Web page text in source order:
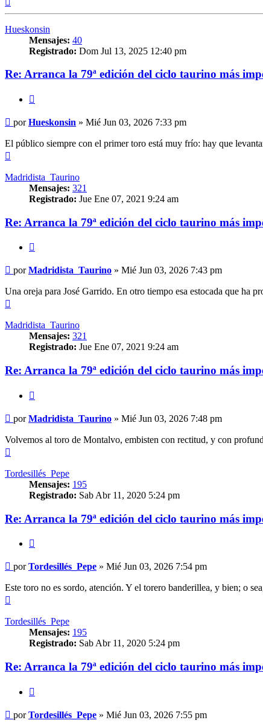
Hueskonsin
Mensajes: 40
Registrado: Dom Jul 13, 2025 12:40 pm
Re: Arranca la 79ª edición del ciclo taurino más
Mensaje
porHueskonsin » Mié Jun 03, 2026 7:33 pm
El público siempre con el primer toro está muy frío: hay que
Madridista_Taurino
Mensajes: 321
Registrado: Jue Ene 07, 2021 9:24 am
Re: Arranca la 79ª edición del ciclo taurino más
Mensaje
porMadridista_Taurino » Mié Jun 03, 2026 7:43 pm
Una oreja para José Garrido. En otro tiempo esa estocada que ha
Madridista_Taurino
Mensajes: 321
Registrado: Jue Ene 07, 2021 9:24 am
Re: Arranca la 79ª edición del ciclo taurino más
Mensaje
porMadridista_Taurino » Mié Jun 03, 2026 7:48 pm
Volvemos al toro de Montalvo, embisten con rectitud, y con
Tordesillés_Pepe
Mensajes: 195
Registrado: Sab Abr 11, 2020 5:24 pm
Re: Arranca la 79ª edición del ciclo taurino más
Mensaje
porTordesillés_Pepe » Mié Jun 03, 2026 7:54 pm
Este toro no es sordo, atención. Y el torero banderillea, y bien; o
Tordesillés_Pepe
Mensajes: 195
Registrado: Sab Abr 11, 2020 5:24 pm
Re: Arranca la 79ª edición del ciclo taurino más
Mensaje
porTordesillés_Pepe » Mié Jun 03, 2026 7:55 pm